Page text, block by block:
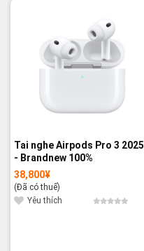
Tai nghe Airpods Pro 3 2025
- Brandnew 100%
38,800¥
(Đã có thuế)
Yêu thích